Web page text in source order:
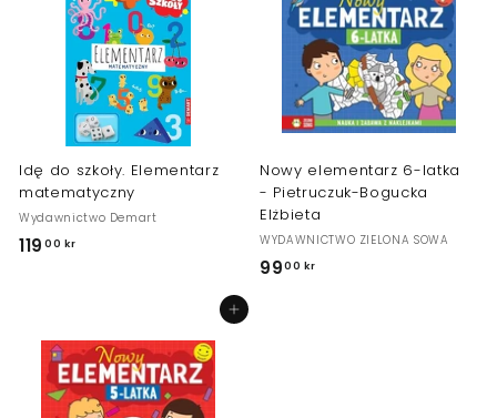
0
k
r
0
0
k
r
Idę do szkoły. Elementarz
matematyczny
Wydawnictwo Demart
119 00 kr
0
0
k
Nowy elementarz 6-latka
- Pietruczuk-Bogucka
Elżbieta
WYDAWNICTWO ZIELONA SOWA
9900 kr
Dodaj do koszyka